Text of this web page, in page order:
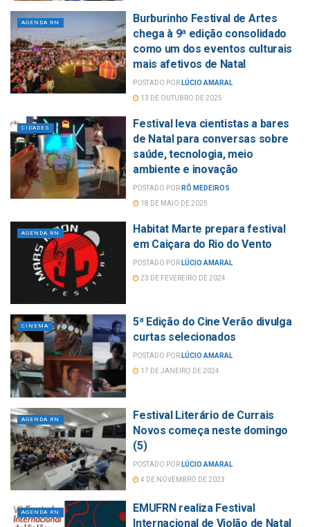
AGENDA RN
Burburinho Festival de Artes
chega à 9ª edição consolidado
como um dos eventos culturais
mais afetivos de Natal
POSTADO POR LÚCIO AMARAL
13 DE OUTUBRO DE 2025
CIDADES
Festival leva cientistas a bares
de Natal para conversas sobre
saúde, tecnologia, meio
ambiente e inovação
POSTADO POR RÔ MEDEIROS
18 DE MAIO DE 2025
AGENDA RN
Habitat Marte prepara festival
em Caiçara do Rio do Vento
POSTADO POR LÚCIO AMARAL
23 DE FEVEREIRO DE 2024
CINEMA
5ª Edição do Cine Verão divulga
curtas selecionados
POSTADO POR LÚCIO AMARAL
17 DE JANEIRO DE 2024
AGENDA RN
Festival Literário de Currais
Novos começa neste domingo
(5)
POSTADO POR LÚCIO AMARAL
4 DE NOVEMBRO DE 2023
AGENDA RN
EMUFRN realiza Festival
Internacional de Violão de Natal